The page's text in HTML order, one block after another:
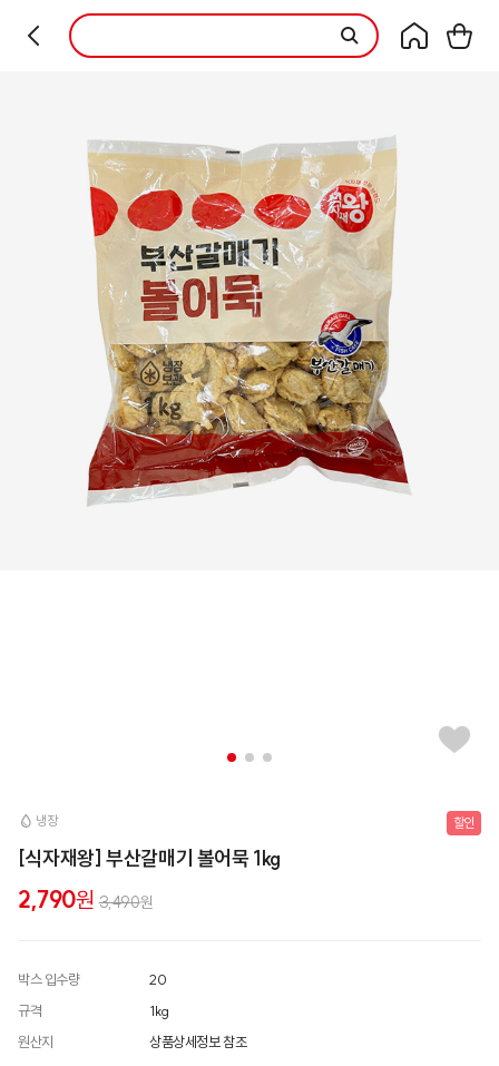
본문 바로가기
냉장 할인
[식자재왕] 부산갈매기 볼어묵 1kg
2,790원 3,490원
박스 입수량
20
규격
1kg
원산지
상품상세정보 참조